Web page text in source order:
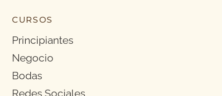
CURSOS
Principiantes
Negocio
Bodas